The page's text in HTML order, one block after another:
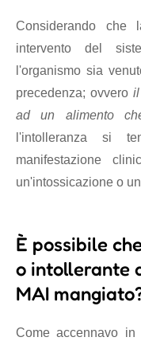
Considerando che
intervento del
l'organismo sia
precedenza; ovvero il
ad un alimento
l'intolleranza si
manifestazione
un'intossicazione o
È possibile
o intollerante
MAI
Come accennavo in